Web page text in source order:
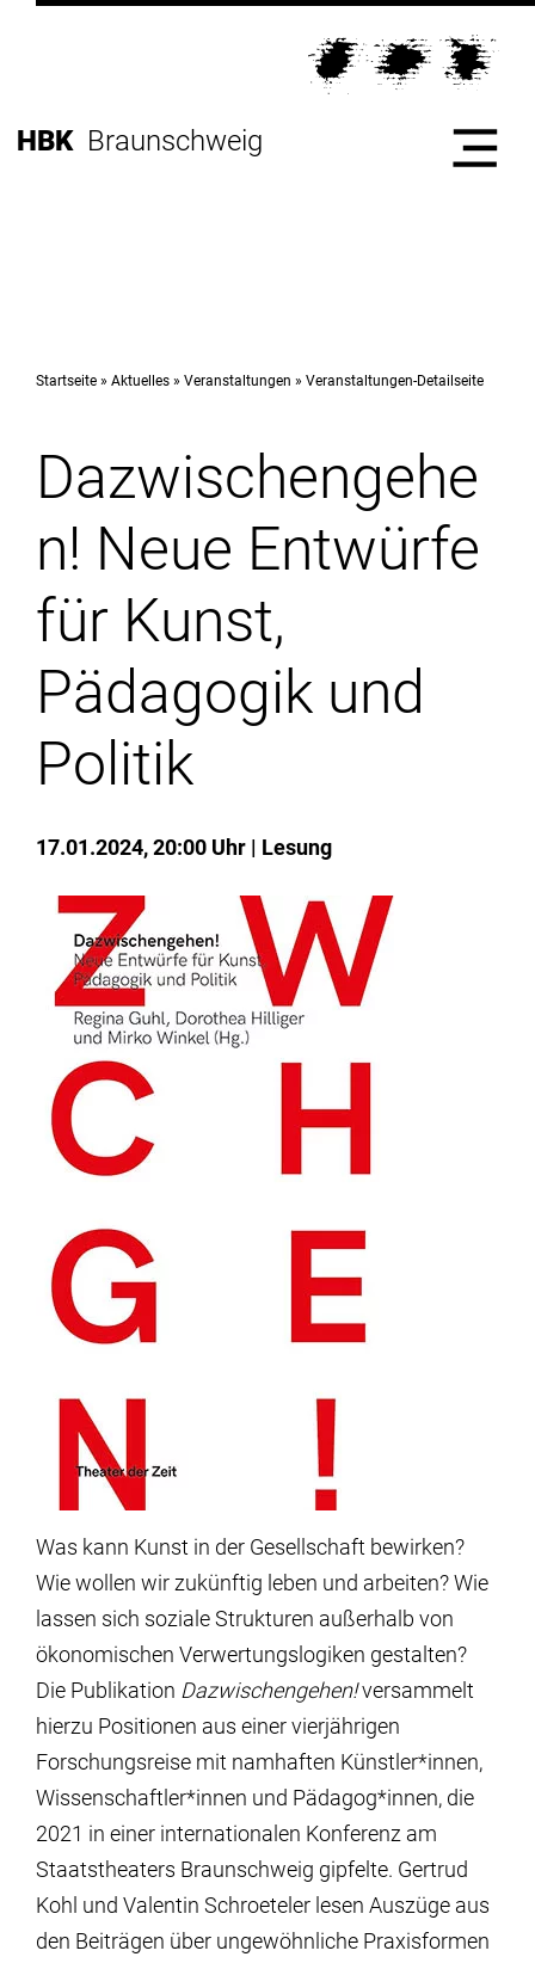
Inhalt
zur
Direkt
HBK Braunschweig
Hochschule
Studium
Institute
Forschung
Infrastruktur
Aktuelles
meinstudium
Startseite Aktuelles Veranstaltungen Veranstaltungen-Detailseite
Dazwischengehe
n! Neue Entwürfe
für Kunst,
Pädagogik und
Politik
17.01.2024, 20:00 Uhr Lesung
Was kann Kunst in der Gesellschaft bewirken?
Wie wollen wir zukünftig leben und arbeiten? Wie
lassen sich soziale Strukturen außerhalb von
ökonomischen Verwertungslogiken gestalten?
Die Publikation Dazwischengehen!versammelt
hierzu Positionen aus einer vierjährigen
Forschungsreise mit namhaften Künstler*innen,
Wissenschaftler*innen und Pädagog*innen, die
2021 in einer internationalen Konferenz am
Staatstheaters Braunschweig gipfelte. Gertrud
Kohl und Valentin Schroeteler lesen Auszüge aus
den Beiträgen über ungewöhnliche Praxisformen